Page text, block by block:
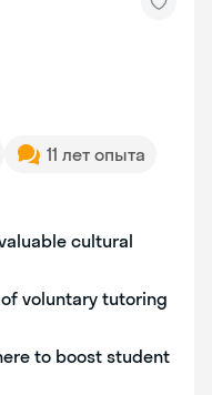
11 лет опыта
cultural
voluntary tutoring
to boost student